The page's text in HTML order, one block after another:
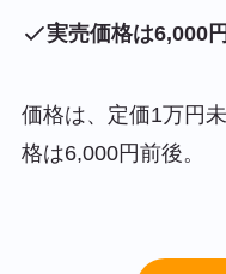
実売価格は6,000
価格は、定価1万円
格は6,000円前後。